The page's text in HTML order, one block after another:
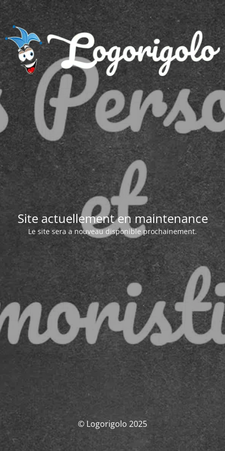
Site actuellement en maintenance
Le site sera a nouveau disponible prochainement.
© Logorigolo 2025